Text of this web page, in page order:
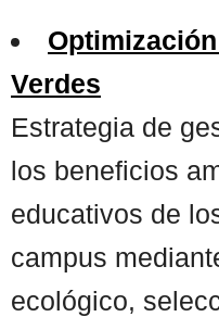
Verdes
Estrategia de
los beneficios
educativos de
campus
ecológico,